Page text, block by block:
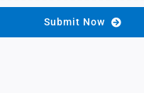
Submit Now